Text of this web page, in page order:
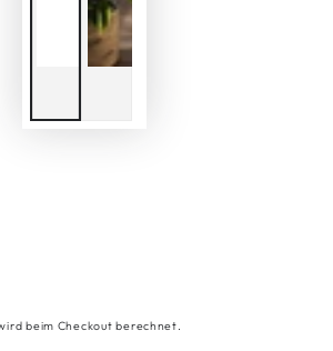
beim Checkout berechnet.